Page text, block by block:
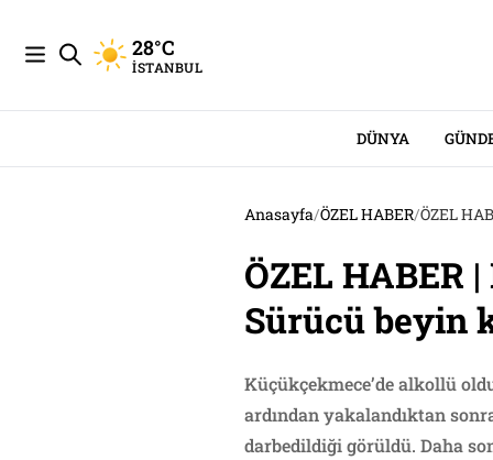
28°C
İSTANBUL
DÜNYA
Anasayfa/ÖZEL HABER/ÖZEL
ÖZEL HABER
Sürücü beyin
Küçükçekmece’de alkollü
ardından yakalandıktan
darbedildiği görüldü. Daha